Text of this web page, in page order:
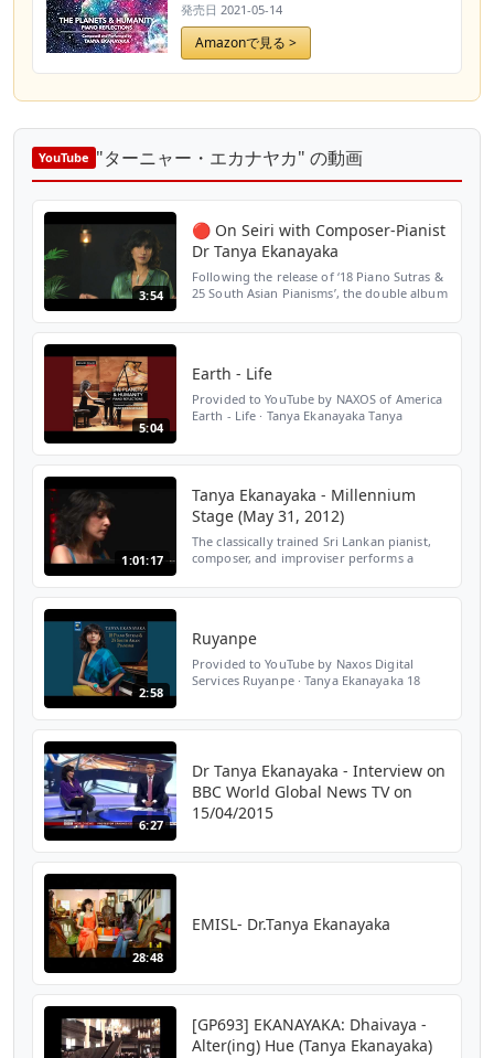
発売日 2021-05-14
Amazonで見る >
YouTube "ターニャー・エカナヤカ" の動画
3:54
🔴 On Seiri with Composer-Pianist
Dr Tanya Ekanayaka
Following the release of ‘18 Piano Sutras &
25 South Asian Pianisms’, the double album
5:04
Earth - Life
Provided to YouTube by NAXOS of America
Earth - Life · Tanya Ekanayaka Tanya
1:01:17
Tanya Ekanayaka - Millennium
Stage (May 31, 2012)
The classically trained Sri Lankan pianist,
composer, and improviser performs a
2:58
Ruyanpe
Provided to YouTube by Naxos Digital
Services Ruyanpe · Tanya Ekanayaka 18
6:27
Dr Tanya Ekanayaka - Interview on
BBC World Global News TV on
15/04/2015
28:48
EMISL- Dr.Tanya Ekanayaka
[GP693] EKANAYAKA: Dhaivaya -
Alter(ing) Hue (Tanya Ekanayaka)